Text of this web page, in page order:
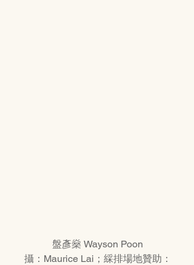
盤彥燊 Wayson Poon
攝：Maurice Lai；綵排場地贊助：